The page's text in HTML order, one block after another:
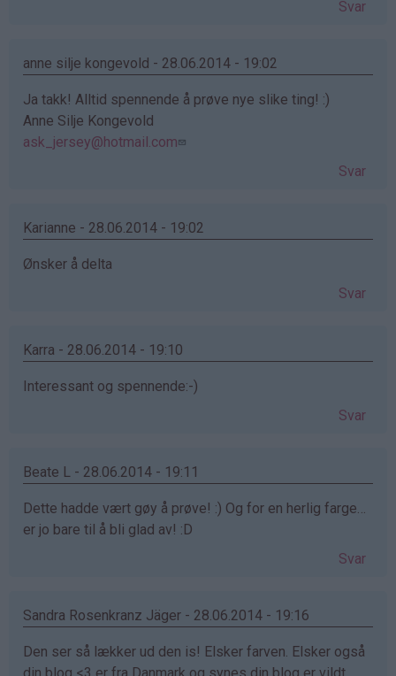
Svar
anne silje kongevold - 28.06.2014 - 19:02
Ja takk! Alltid spennende å prøve nye slike ting! :)
Anne Silje Kongevold
ask_jersey@hotmail.com
Svar
Karianne - 28.06.2014 - 19:02
Ønsker å delta
Svar
Karra - 28.06.2014 - 19:10
Interessant og spennende:-)
Svar
Beate L - 28.06.2014 - 19:11
Dette hadde vært gøy å prøve! :) Og for en herlig farge…
er jo bare til å bli glad av! :D
Svar
Sandra Rosenkranz Jäger - 28.06.2014 - 19:16
Den ser så lækker ud den is! Elsker farven. Elsker også